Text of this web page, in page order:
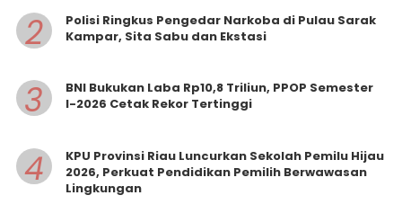
2
Polisi Ringkus Pengedar Narkoba di Pulau Sarak
Kampar, Sita Sabu dan Ekstasi
3
BNI Bukukan Laba Rp10,8 Triliun, PPOP Semester
I-2026 Cetak Rekor Tertinggi
4
KPU Provinsi Riau Luncurkan Sekolah Pemilu Hijau
2026, Perkuat Pendidikan Pemilih Berwawasan
Lingkungan